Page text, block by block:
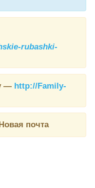
rubashki-
— http://Family-
почта